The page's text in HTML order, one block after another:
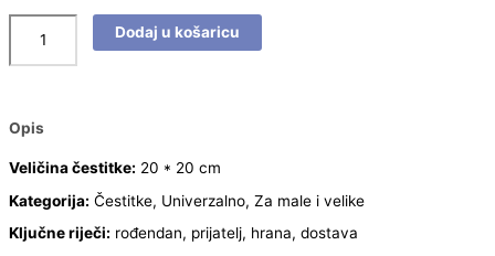
Dodaj u košaricu
Opis
Veličina čestitke: 20 * 20 cm
Kategorija: Čestitke, Univerzalno, Za male i velike
Ključne riječi: rođendan, prijatelj, hrana, dostava